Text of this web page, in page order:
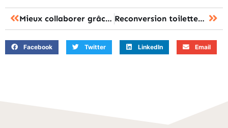
Mieux collaborer grâce à un team building DISC avec POM Solutions Reconversion toiletteur canin : les étapes pour réussir sa transition professionnelle
Facebook Twitter LinkedIn Email